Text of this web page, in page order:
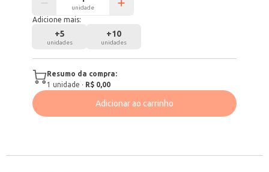
unidade
Adicione mais:
+5
unidades
+10
unidades
Resumo da compra:
1 unidade · R$ 0,00
Adicionar ao carrinho